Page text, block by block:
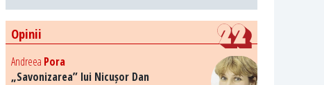
Opinii
Andreea Pora
„Savonizarea” lui Nicușor Dan